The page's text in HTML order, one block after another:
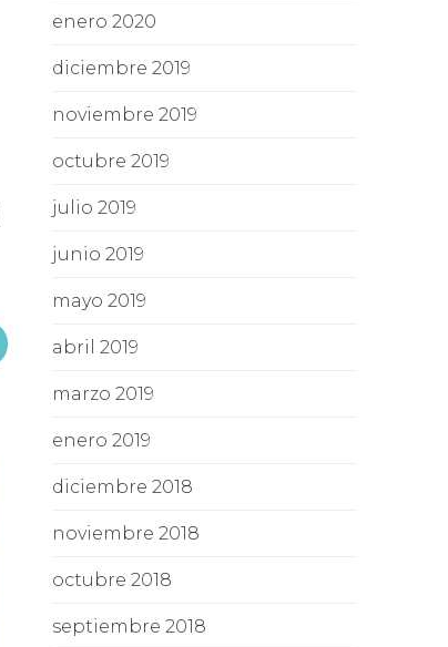
enero 2020
diciembre 2019
noviembre 2019
octubre 2019
julio 2019
junio 2019
mayo 2019
abril 2019
marzo 2019
enero 2019
diciembre 2018
noviembre 2018
octubre 2018
septiembre 2018